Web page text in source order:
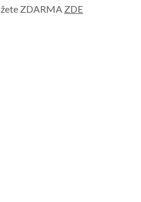
ZDARMA ZDE